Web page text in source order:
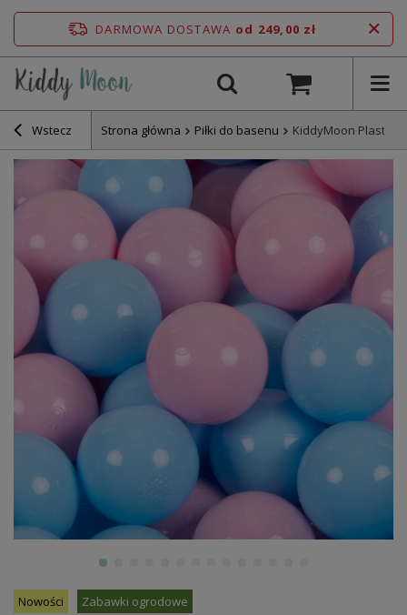
DARMOWA DOSTAWA od 249,00 zł
Wstecz Strona główna Piłki do basenu KiddyMoon
Nowości Zabawki ogrodowe